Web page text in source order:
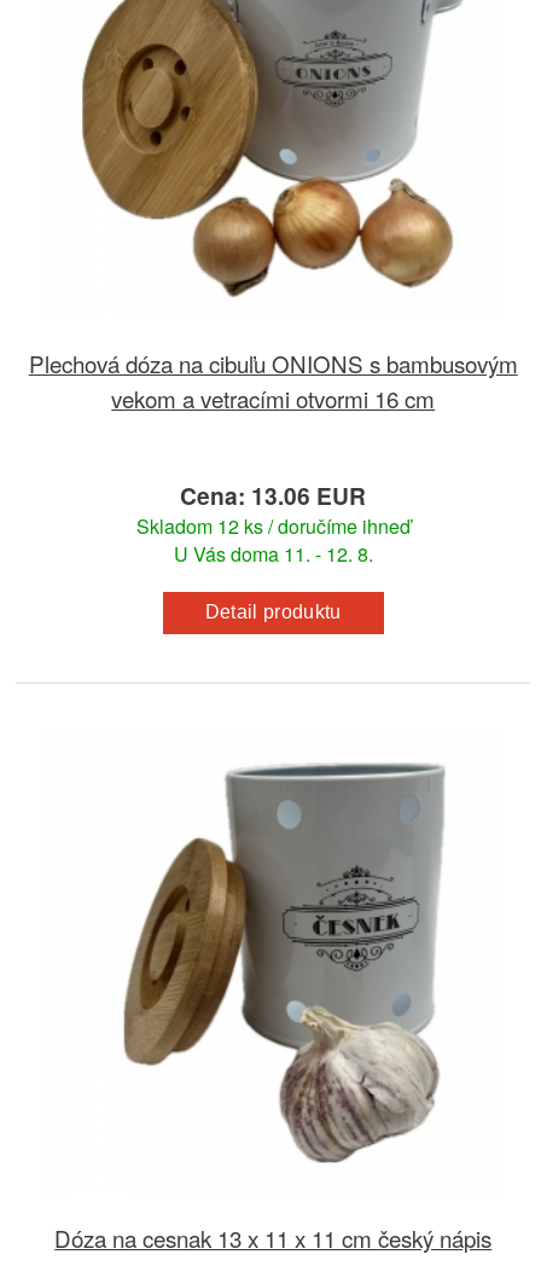
Plechová dóza na cibuľu ONIONS s bambusovým
vekom a vetracími otvormi 16 cm
Cena: 13.06 EUR
Skladom 12 ks / doručíme ihneď
U Vás doma 11. - 12. 8.
Detail produktu
Dóza na cesnak 13 x 11 x 11 cm český nápis